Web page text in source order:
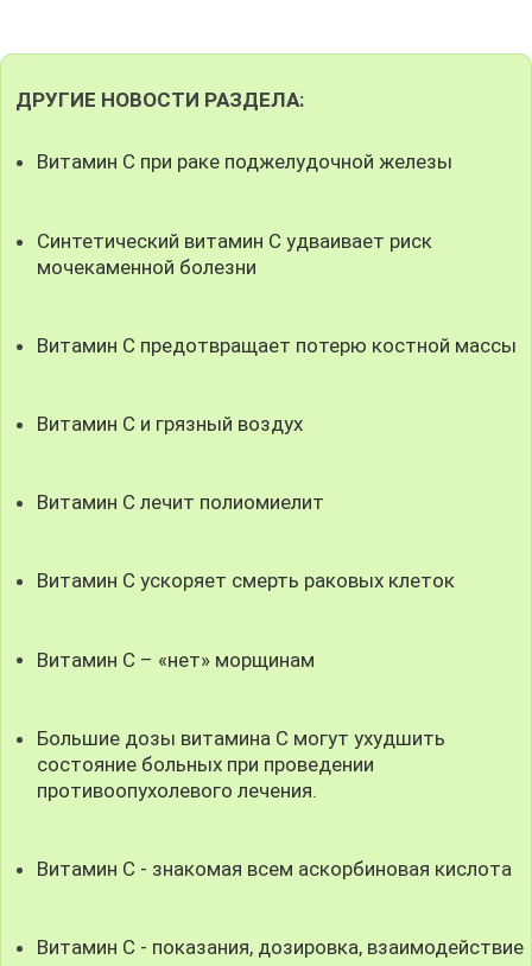
ДРУГИЕ НОВОСТИ РАЗДЕЛА:
Витамин С при раке поджелудочной железы
Синтетический витамин С удваивает риск
мочекаменной болезни
Витамин C предотвращает потерю костной массы
Витамин C и грязный воздух
Витамин C лечит полиомиелит
Витамин C ускоряет смерть раковых клеток
Витамин С – «нет» морщинам
Большие дозы витамина С могут ухудшить
состояние больных при проведении
противоопухолевого лечения.
Витамин С - знакомая всем аскорбиновая кислота
Витамин С - показания, дозировка, взаимодействие